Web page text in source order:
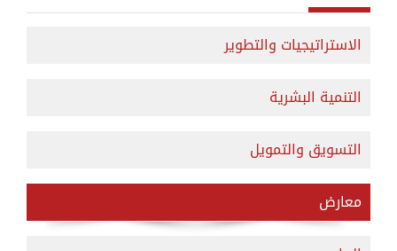
الاستراتيجيات والتطوير
التنمية البشرية
التسويق والتمويل
معارض